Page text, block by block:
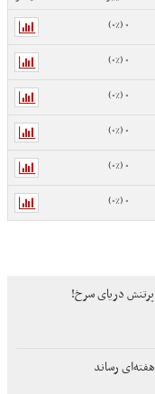
0 (0%)
0 (0%)
0 (0%)
0 (0%)
0 (0%)
0 (0%)
دریای سرخ!